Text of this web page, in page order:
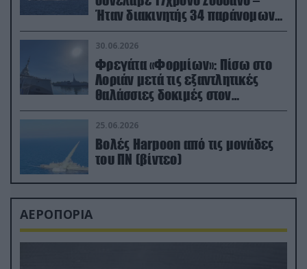
Ήταν διακινητής 34 παράνομων
μεταναστών
30.06.2026
Φρεγάτα «Φορμίων»: Πίσω στο
Λοριάν μετά τις εξαντλητικές
θαλάσσιες δοκιμές στον
απαιτητικό Βισκαϊκό
25.06.2026
Βολές Harpoon από τις μονάδες
του ΠΝ (βίντεο)
ΑΕΡΟΠΟΡΙΑ